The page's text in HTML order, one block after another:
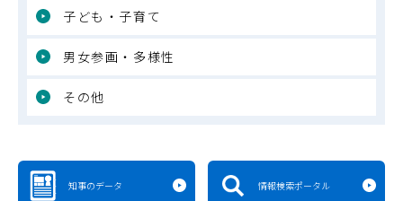
子ども・子育て
男女参画・多様性
その他
知事のデータ 情報検索ポータル